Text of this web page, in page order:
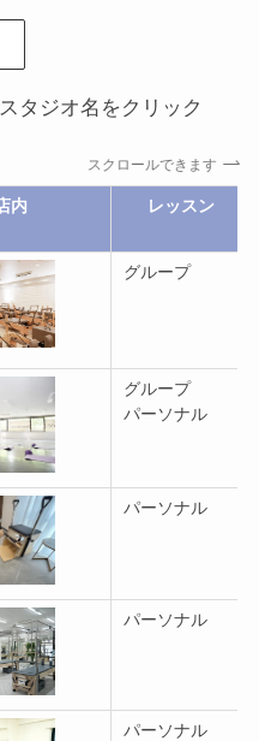
タジオ名をクリック
スクロールできます
内 レッスン
グループ
グループ
パーソナル
パーソナル
パーソナル
パーソナル